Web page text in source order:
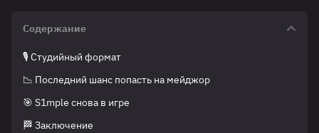
Содержание
🎙️ Студийный формат
📉 Последний шанс попасть на мейджор
🎯 S1mple снова в игре
🏁 Заключение